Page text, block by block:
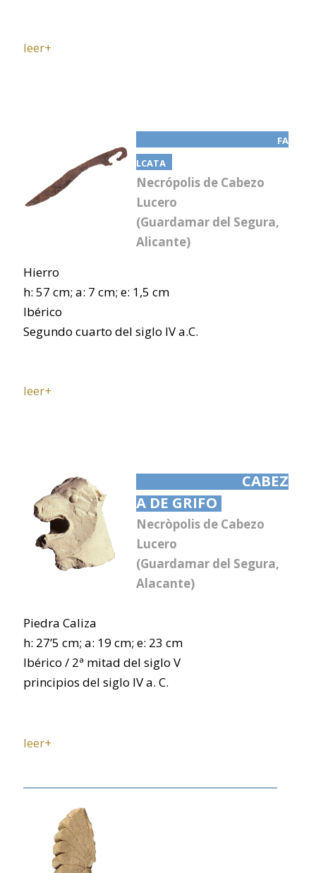
leer+
FA
LCATA
Necrópolis de Cabezo
Lucero
(Guardamar del Segura,
Alicante)
Hierro
h: 57 cm; a: 7 cm; e: 1,5 cm
Ibérico
Segundo cuarto del siglo IV a.C.
leer+
CABEZ
A DE GRIFO
Necròpolis de Cabezo
Lucero
(Guardamar del Segura,
Alacante)
Piedra Caliza
h: 27’5 cm; a: 19 cm; e: 23 cm
Ibérico / 2ª mitad del siglo V
principios del siglo IV a. C.
leer+